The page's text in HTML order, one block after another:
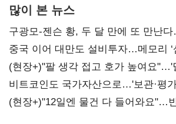
많이 본 뉴스
구광모-젠슨 황, 두 달 만에 또 만난
중국 이어 대만도 설비투자…메모리 ‘
(현장+)"팔 생각 접고 호가 높여요"…'
20억 키맞추기
비트코인도 국가자산으로…'보관·평
숙제
(현장+)"12일엔 물건 다 들어와요"…